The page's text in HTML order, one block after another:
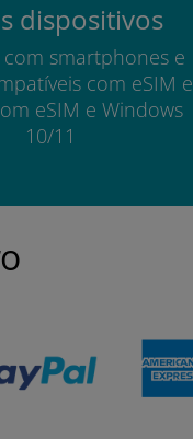
dispositivos
smartphones e
com eSIM e
eSIM e Windows
10/11